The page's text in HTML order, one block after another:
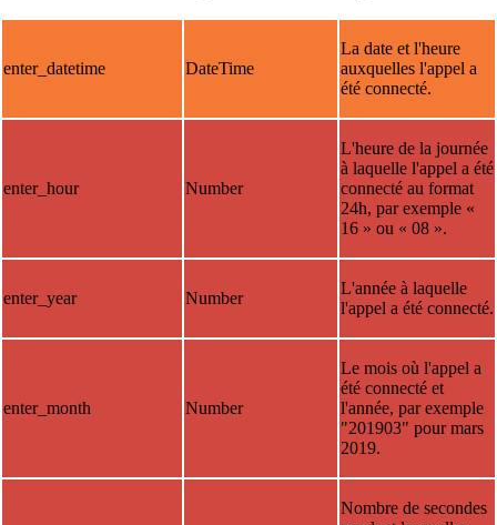
enter_datetime DateTime
La date et l'heure
auxquelles l'appel a
été connecté.
enter_hour Number
L'heure de la journée
à laquelle l'appel a été
connecté au format
24h, par exemple «
16 » ou « 08 ».
enter_year Number
L'année à laquelle
l'appel a été connecté.
enter_month Number
Le mois où l'appel a
été connecté et
l'année, par exemple
"201903" pour mars
2019.
Nombre de secondes